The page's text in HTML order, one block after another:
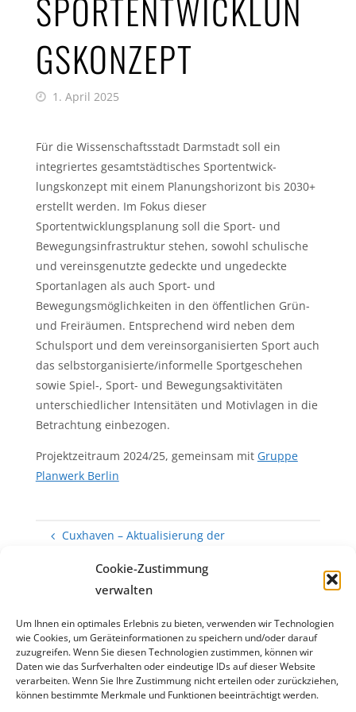
Cookie-Zustimmung
verwalten
Um Ihnen ein optimales Erlebnis zu bieten, verwenden wir Technologien
wie Cookies, um Geräteinformationen zu speichern und/oder darauf
zuzugreifen. Wenn Sie diesen Technologien zustimmen, können wir
Daten wie das Surfverhalten oder eindeutige IDs auf dieser Website
verarbeiten. Wenn Sie Ihre Zustimmung nicht erteilen oder zurückziehen,
können bestimmte Merkmale und Funktionen beeinträchtigt werden.
SPORTENTWICKLUN
GSKONZEPT
1. April 2025
Für die Wissenschaftsstadt Darmstadt soll ein
integriertes gesamtstädtisches Sportentwick-
lungskonzept mit einem Planungshorizont bis 2030+
erstellt werden. Im Fokus dieser
Sportentwicklungsplanung soll die Sport- und
Bewegungsinfrastruktur stehen, sowohl schulische
und vereinsgenutzte gedeckte und ungedeckte
Sportanlagen als auch Sport- und
Bewegungsmöglichkeiten in den öffentlichen Grün-
und Freiräumen. Entsprechend wird neben dem
Schulsport und dem vereinsorganisierten Sport auch
das selbstorganisierte/informelle Sportgeschehen
sowie Spiel-, Sport- und Bewegungsaktivitäten
unterschiedlicher Intensitäten und Motivlagen in die
Betrachtung einbezogen.
Projektzeitraum 2024/25, gemeinsam mit Gruppe
Planwerk Berlin
Cuxhaven – Aktualisierung der
Herzogenrath – Bedarfsanalyse Sportplätze
KONTAKT | NEWSLETTER | ARCHIV | IMPRESSUM |